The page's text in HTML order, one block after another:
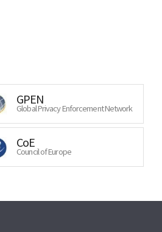
GPEN
Global Privacy Enforcement Network
CoE
Council of Europe